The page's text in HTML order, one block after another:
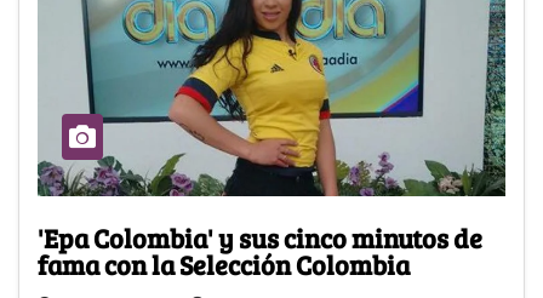
'Epa Colombia' y sus cinco minutos de
fama con la Selección Colombia